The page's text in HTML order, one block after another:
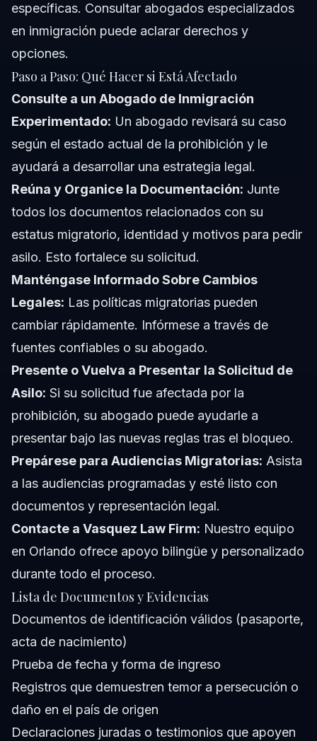
específicas. Consultar abogados especializados
en inmigración puede aclarar derechos y
opciones.
Paso a Paso: Qué Hacer si Está Afectado
Consulte a un Abogado de Inmigración
Experimentado: Un abogado revisará su caso
según el estado actual de la prohibición y le
ayudará a desarrollar una estrategia legal.
Reúna y Organice la Documentación: Junte
todos los documentos relacionados con su
estatus migratorio, identidad y motivos para pedir
asilo. Esto fortalece su solicitud.
Manténgase Informado Sobre Cambios
Legales: Las políticas migratorias pueden
cambiar rápidamente. Infórmese a través de
fuentes confiables o su abogado.
Presente o Vuelva a Presentar la Solicitud de
Asilo: Si su solicitud fue afectada por la
prohibición, su abogado puede ayudarle a
presentar bajo las nuevas reglas tras el bloqueo.
Prepárese para Audiencias Migratorias: Asista
a las audiencias programadas y esté listo con
documentos y representación legal.
Contacte a Vasquez Law Firm: Nuestro equipo
en Orlando ofrece apoyo bilingüe y personalizado
durante todo el proceso.
Lista de Documentos y Evidencias
Documentos de identificación válidos (pasaporte,
acta de nacimiento)
Prueba de fecha y forma de ingreso
Registros que demuestren temor a persecución o
daño en el país de origen
Declaraciones juradas o testimonios que apoyen